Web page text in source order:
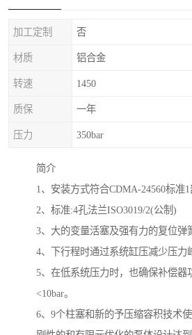
加工定制 否
材质 铝合金
转速 1450
质保 一年
压力 350bar
简介
1、安装方式符合CDMA-24560标准1
2、标准:4孔法兰ISO3019/2(公制)
3、大的变量活塞及强有力的复位弹
4、下行程时通过系统缸压减少压力
5、在低系统压力时，也确保补偿器
<10bar。
6、9个柱塞和新的予压缩容积技术使